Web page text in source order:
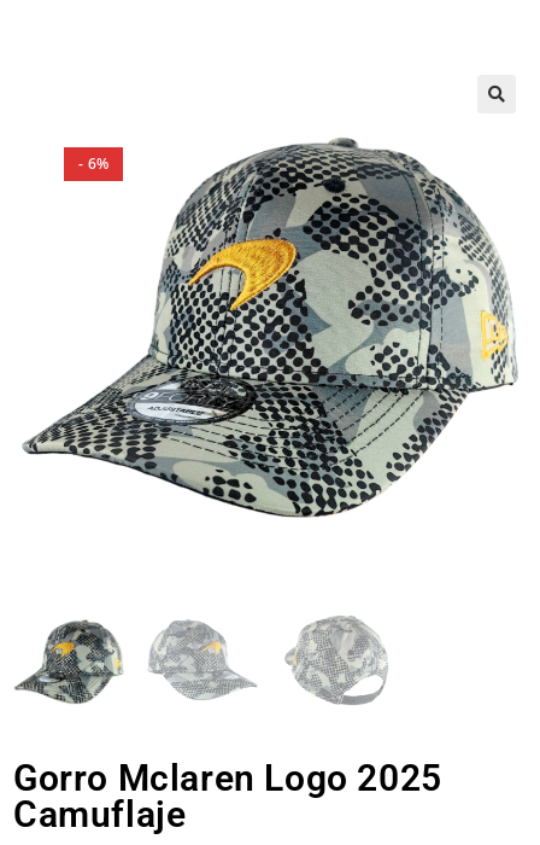
- 6%
Gorro Mclaren Logo 2025
Camuflaje